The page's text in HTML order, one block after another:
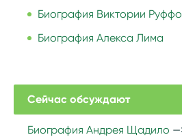
Биография Виктории Руффо
Биография Алекса Лима
Сейчас обсуждают
Биография Андрея Щадило